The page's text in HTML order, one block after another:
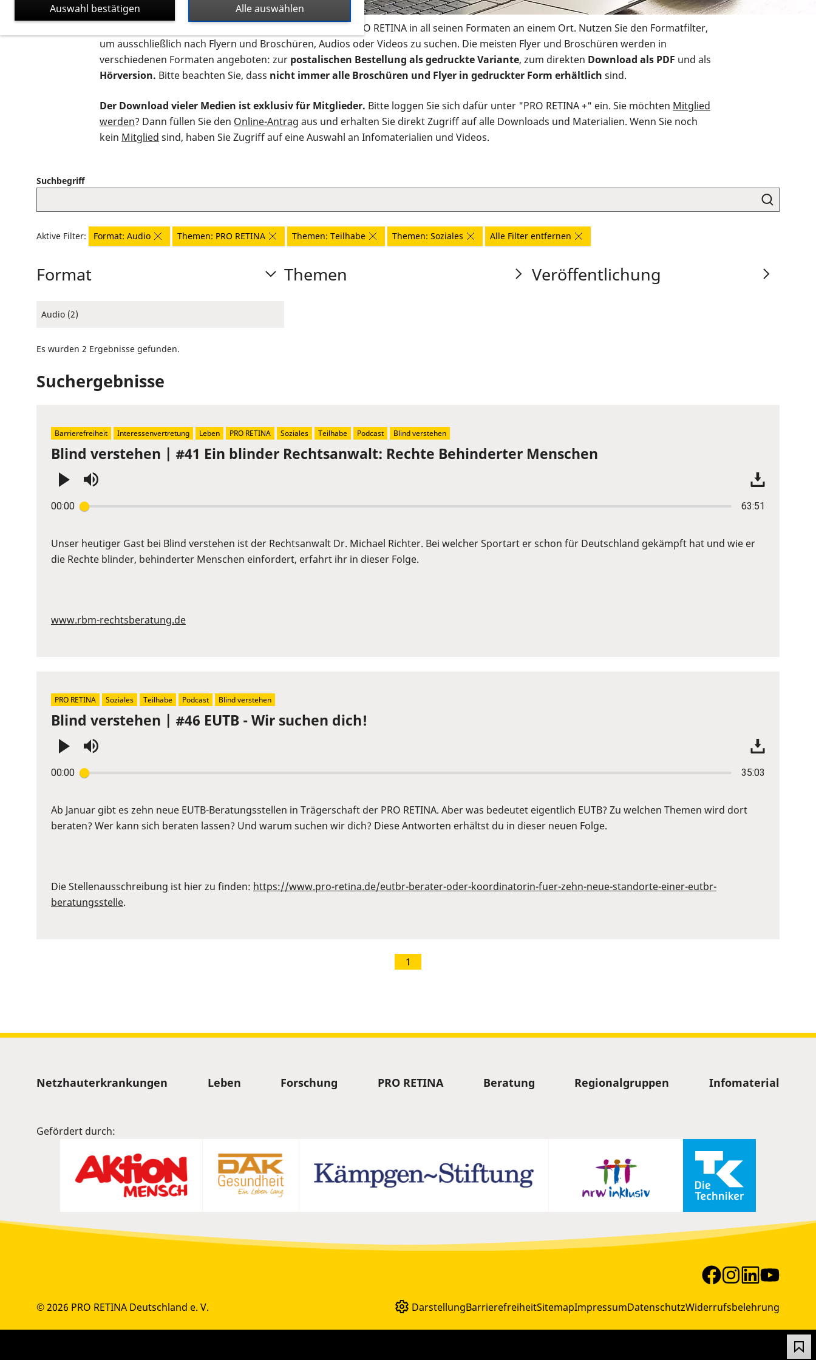
Auf dieser Seite finden Sie sämtliches Infomaterial der PRO RETINA in all seinen Formaten an einem Ort. Nutzen Sie den Formatfilter,
um ausschließlich nach Flyern und Broschüren, Audios oder Videos zu suchen. Die meisten Flyer und Broschüren werden in
verschiedenen Formaten angeboten: zur postalischen Bestellung als gedruckte Variante, zum direkten Download als PDF und als
Hörversion. Bitte beachten Sie, dass nicht immer alle Broschüren und Flyer in gedruckter Form erhältlich sind.
Der Download vieler Medien ist exklusiv für Mitglieder. Bitte loggen Sie sich dafür unter "PRO RETINA +" ein. Sie möchten Mitglied
werden? Dann füllen Sie den Online-Antrag aus und erhalten Sie direkt Zugriff auf alle Downloads und Materialien. Wenn Sie noch
kein Mitglied sind, haben Sie Zugriff auf eine Auswahl an Infomaterialien und Videos.
Suchbegriff
Aktive Filter: Format: Audio Themen: PRO RETINA Themen: Teilhabe Themen: Soziales Alle Filter entfernen
Format
Audio (2)
Themen Veröffentlichung
Es wurden 2 Ergebnisse gefunden.
Suchergebnisse
Blind verstehen | #41 Ein blinder Rechtsanwalt: Rechte Behinderter Menschen
00:00 63:51
Enter
Space
to
Unser heutiger Gast bei Blind verstehen ist der Rechtsanwalt Dr. Michael Richter. Bei welcher Sportart er schon für Deutschland gekämpft hat und wie er
die Rechte blinder, behinderter Menschen einfordert, erfahrt ihr in dieser Folge.
www.rbm-rechtsberatung.de
Barrierefreiheit Interessenvertretung Leben PRO RETINA Soziales Teilhabe Podcast Blind verstehen
Blind verstehen | #46 EUTB - Wir suchen dich!
00:00 35:03
Enter
Space
to
Ab Januar gibt es zehn neue EUTB-Beratungsstellen in Trägerschaft der PRO RETINA. Aber was bedeutet eigentlich EUTB? Zu welchen Themen wird dort
beraten? Wer kann sich beraten lassen? Und warum suchen wir dich? Diese Antworten erhältst du in dieser neuen Folge.
Die Stellenausschreibung ist hier zu finden: https://www.pro-retina.de/eutbr-berater-oder-koordinatorin-fuer-zehn-neue-standorte-einer-eutbr-
beratungsstelle.
PRO RETINA Soziales Teilhabe Podcast Blind verstehen
1
Sitemap
Netzhauterkrankungen Leben Forschung PRO RETINA Beratung Regionalgruppen Infomaterial
Gefördert durch:
© 2026 PRO RETINA Deutschland e. V. DarstellungBarrierefreiheitSitemapImpressumDatenschutzWiderrufsbelehrung
Alle auswählen
Auswahl bestätigen